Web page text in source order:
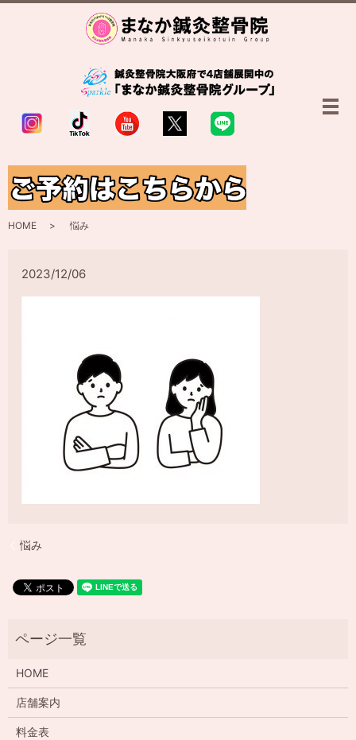
メ
悩み
HOME 悩み
2023/12/06
悩み
HOME
店舗案内
料金表